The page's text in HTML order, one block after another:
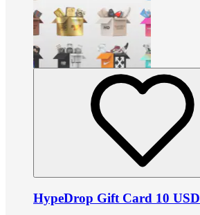
HypeDrop Gift Card 10 USD